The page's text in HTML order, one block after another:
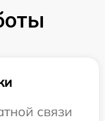
связи